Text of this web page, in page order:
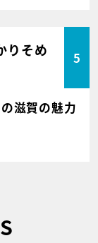
りそめ
5
滋賀の魅力